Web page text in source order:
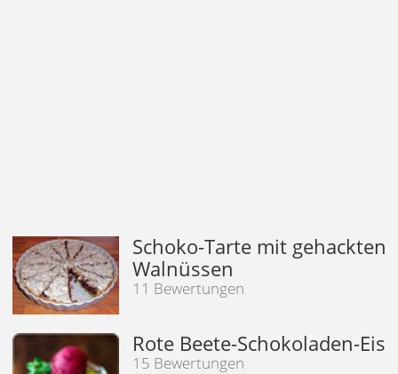
Schoko-Tarte mit gehackten
Walnüssen
11 Bewertungen
Rote Beete-Schokoladen-Eis
15 Bewertungen